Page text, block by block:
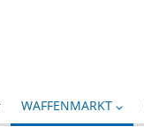
WAFFENMARKT